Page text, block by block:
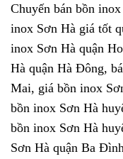
Chuyến bán bồn
inox Sơn Hà giá tốt
inox Sơn Hà quận
Hà quận Hà Đông,
Mai, giá bồn inox
bồn inox Sơn Hà
bồn inox Sơn Hà
Sơn Hà quận Ba